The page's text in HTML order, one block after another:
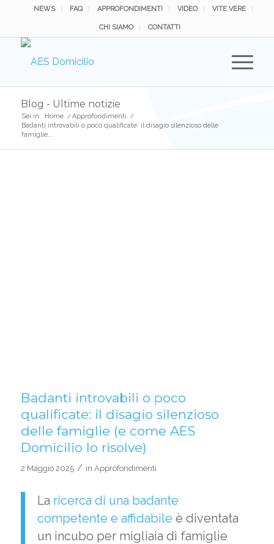
NEWS FAQ APPROFONDIMENTI VIDEO VITE VERE
CHI SIAMO CONTATTI
Blog - Ultime notizie
Sei in: Home / Approfondimenti /
Badanti introvabili o poco qualificate: il disagio silenzioso delle
famiglie...
Badanti introvabili o poco
qualificate: il disagio silenzioso
delle famiglie (e come AES
Domicilio lo risolve)
2 Maggio 2025 / in Approfondimenti
La ricerca di una badante
competente e affidabile è diventata
un incubo per migliaia di famiglie